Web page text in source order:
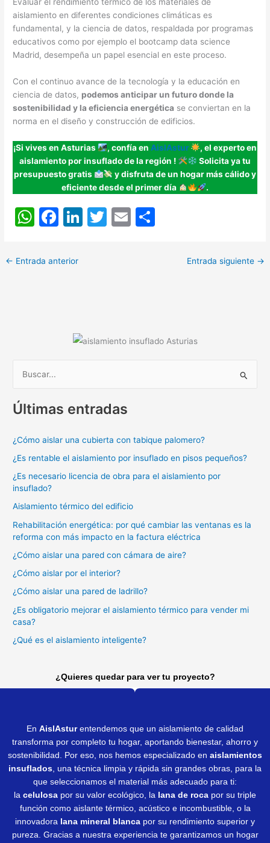
aislamiento en diferentes condiciones climáticas es
fundamental, y la ciencia de datos, respaldada por programas
educativos como por ejemplo el bootcamp data science
Madrid, desempeña un papel esencial en este proceso.
Con el continuo avance de la tecnología y la educación en
ciencia de datos, podemos anticipar un futuro donde la
sostenibilidad y la eficiencia energética se conviertan en la
norma en el diseño y construcción de edificios.
¡Si vives en Asturias , confía en AislAstur
, el experto en
aislamiento por insuflado de la región !
Solicita ya tu
presupuesto gratis
y disfruta de un hogar más cálido y
eficiente desde el primer día
.
W
at
F
c
Li T
E
← Entrada anterior Entrada siguiente →
s
a
r
p
o
r
:
Últimas entradas
¿Cómo aislar una cubierta con tabique palomero?
¿Es rentable el aislamiento por insuflado en pisos pequeños?
¿Es necesario licencia de obra para el aislamiento por
insuflado?
Aislamiento térmico del edificio
Rehabilitación energética: por qué cambiar las ventanas es la
reforma con más impacto en la factura eléctrica
¿Cómo aislar una pared con cámara de aire?
¿Cómo aislar por el interior?
¿Cómo aislar una pared de ladrillo?
¿Es obligatorio mejorar el aislamiento térmico para vender mi
casa?
¿Qué es el aislamiento inteligente?
¿Quieres quedar para ver tu proyecto?
En AislAsturentendemos que un aislamiento de calidad
transforma por completo tu hogar, aportando bienestar, ahorro y
sostenibilidad. Por eso, nos hemos especializado en aislamientos
insuflados, una técnica limpia y rápida sin grandes obras, para la
que seleccionamos el material más adecuado para ti:
la celulosa por su valor ecológico, la lana de roca por su triple
función como aislante térmico, acústico e incombustible, o la
innovadora lana mineral blanca por su rendimiento superior y
pureza. Gracias a nuestra experiencia te garantizamos un hogar